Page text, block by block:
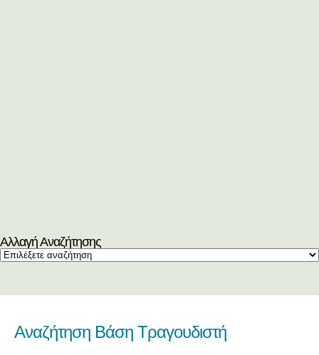
Αλλαγή Αναζήτησης
Αναζήτηση Βάση Τραγουδιστή